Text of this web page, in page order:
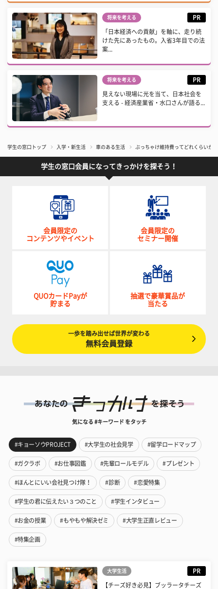
将来を考える PR
「日本経済への貢献」を軸に、走り続
けた先にあったもの。入省3年目での法
案...
将来を考える PR
見えない現場に光を当て、日本社会を
支える - 経済産業省・水口さんが語る...
学生の窓口トップ 入学・新生活 車のある生活 ぶっちゃけ維持費ってどれくらいか
学生の窓口会員になってきっかけを探そう！
会員限定の
コンテンツやイベント
会員限定の
セミナー開催
QUOカードPayが
貯まる
抽選で豪華賞品が
当たる
一歩を踏み出せば世界が変わる
無料会員登録
気になる #キーワード をタッチ
#キョーソウPROJECT #大学生の社会見学 #留学ロードマップ
#ガクラボ #お仕事図鑑 #先輩ロールモデル #プレゼント
#ほんとにいい会社見つけ隊！ #診断 #恋愛特集
#学生の君に伝えたい３つのこと #学生インタビュー
#お金の授業 #もやもや解決ゼミ #大学生正直レビュー
#特集企画
大学生活 PR
【チーズ好き必見】ブッラータチーズ